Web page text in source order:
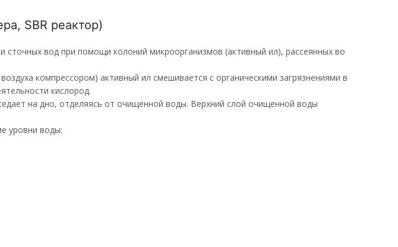
SBR реактор)
сточных вод при помощи колоний микроорганизмов (активный ил), рассеянных во
компрессором) активный ил смешивается с органическими загрязнениями в
кислород.
на дно, отделяясь от очищенной воды. Верхний слой очищенной воды
уровни воды: